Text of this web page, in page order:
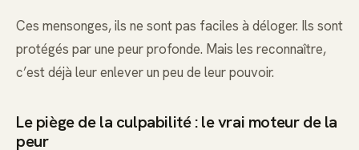
Ces mensonges, ils ne sont pas faciles à déloger. Ils sont
protégés par une peur profonde. Mais les reconnaître,
c’est déjà leur enlever un peu de leur pouvoir.
Le piège de la culpabilité : le vrai moteur de la
peur